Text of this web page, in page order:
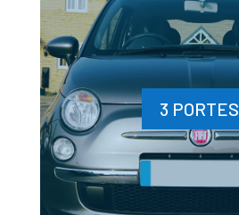
3 PORTES